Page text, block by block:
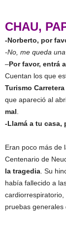
CHAU,
-Norberto, por
-No, me queda
–Por favor, entrá
Cuentan los que
Turismo Carretera
que apareció al
mal
-Llamá a tu casa,
Eran poco más de
Centenario de
la tragedia . Su
había fallecido a
pruebas generales